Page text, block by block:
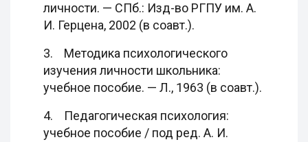
личности. — СПб.: Изд-во РГПУ им. А.
И. Герцена, 2002 (в соавт.).
3. Методика психологического
изучения личности школьника:
учебное пособие. — Л., 1963 (в соавт.).
4. Педагогическая психология:
учебное пособие / под ред. А. И.